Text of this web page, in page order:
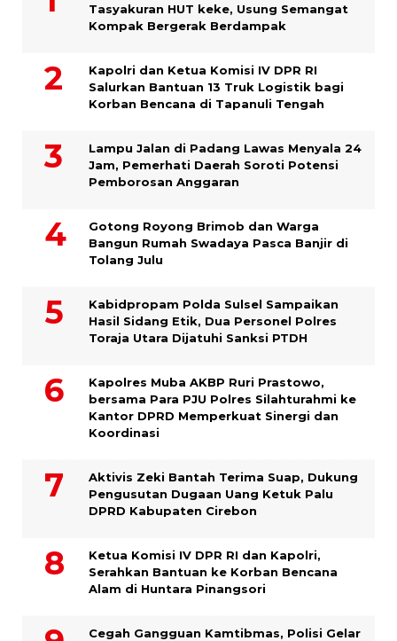
Tasyakuran HUT keke, Usung Semangat
Kompak Bergerak Berdampak
Kapolri dan Ketua Komisi IV DPR RI
Salurkan Bantuan 13 Truk Logistik bagi
Korban Bencana di Tapanuli Tengah
Lampu Jalan di Padang Lawas Menyala 24
Jam, Pemerhati Daerah Soroti Potensi
Pemborosan Anggaran
Gotong Royong Brimob dan Warga
Bangun Rumah Swadaya Pasca Banjir di
Tolang Julu
Kabidpropam Polda Sulsel Sampaikan
Hasil Sidang Etik, Dua Personel Polres
Toraja Utara Dijatuhi Sanksi PTDH
Kapolres Muba AKBP Ruri Prastowo,
bersama Para PJU Polres Silahturahmi ke
Kantor DPRD Memperkuat Sinergi dan
Koordinasi
Aktivis Zeki Bantah Terima Suap, Dukung
Pengusutan Dugaan Uang Ketuk Palu
DPRD Kabupaten Cirebon
Ketua Komisi IV DPR RI dan Kapolri,
Serahkan Bantuan ke Korban Bencana
Alam di Huntara Pinangsori
Cegah Gangguan Kamtibmas, Polisi Gelar